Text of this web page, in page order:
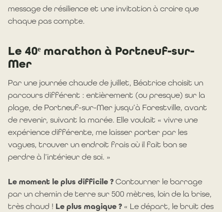
message de résilience et une invitation à croire que
chaque pas compte.
Le 40ᵉ marathon à Portneuf-sur-
Mer
Par une journée chaude de juillet, Béatrice choisit un
parcours différent : entièrement (ou presque) sur la
plage, de Portneuf-sur-Mer jusqu’à Forestville, avant
de revenir, suivant la marée. Elle voulait « vivre une
expérience différente, me laisser porter par les
vagues, trouver un endroit frais où il fait bon se
perdre à l’intérieur de soi. »
Le moment le plus difficile ? Contourner le barrage
par un chemin de terre sur 500 mètres, loin de la brise,
très chaud ! Le plus magique ? « Le départ, le bruit des